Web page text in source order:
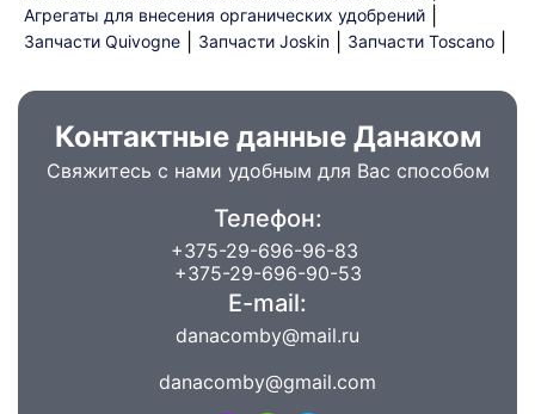
Агрегаты для внесения органических удобрений
Запчасти Quivogne Запчасти Joskin Запчасти Toscano
Контактные данные Данаком
Свяжитесь с нами удобным для Вас способом
Телефон:
+375-29-696-96-83
+375-29-696-90-53
E-mail:
danacomby@mail.ru
danacomby@gmail.com